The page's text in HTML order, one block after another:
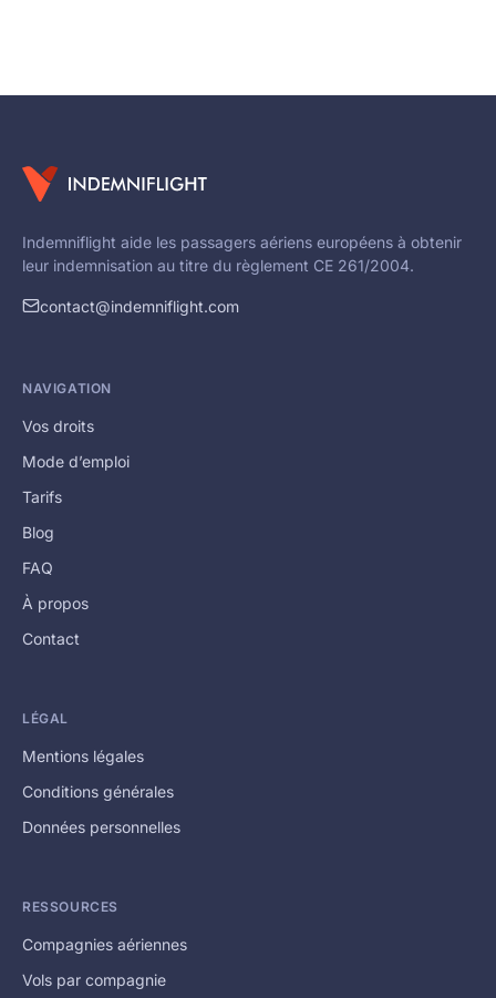
Indemniflight aide les passagers aériens européens à obtenir
leur indemnisation au titre du règlement CE 261/2004.
contact@indemniflight.com
NAVIGATION
Vos droits
Mode d’emploi
Tarifs
Blog
FAQ
À propos
Contact
LÉGAL
Mentions légales
Conditions générales
Données personnelles
RESSOURCES
Compagnies aériennes
Vols par compagnie